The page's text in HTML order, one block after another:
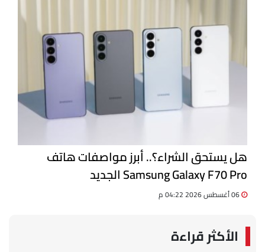
هل يستحق الشراء؟.. أبرز مواصفات هاتف
Samsung Galaxy F70 Pro الجديد
الأكثر قراءة